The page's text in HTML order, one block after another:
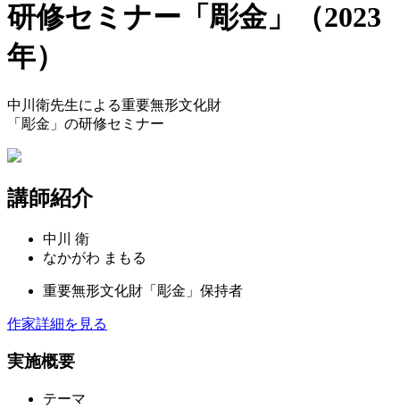
研修セミナー「彫金」
（2023
年）
中川衛先生による重要無形文化財
「彫金」の研修セミナー
講師紹介
中川 衛
なかがわ まもる
重要無形文化財「彫金」 保持者
作家詳細を見る
実施概要
テーマ